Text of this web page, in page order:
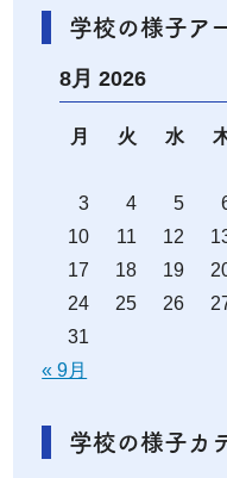
学校の様子ア
8月 2026
月 火 水
3
4 5
10
11 12
17
18 19
24
25 26
31
« 9月
学校の様子カ